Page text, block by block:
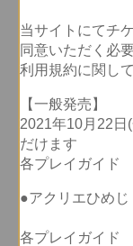
当サイトにてチ
同意いただく必
利用規約に関して
【一般発売】
2021年10月22日
だけます
各プレイガイド
●アクリエひめ
各プレイガイド